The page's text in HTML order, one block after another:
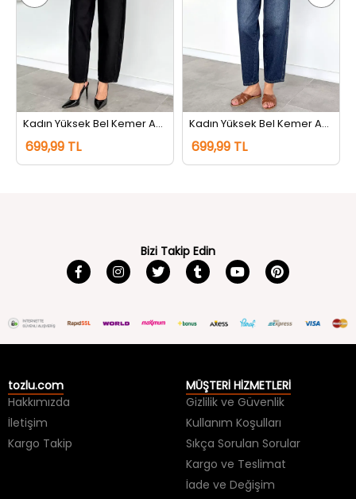
Kadın Yüksek Bel Kemer Aksesuarlı Jean Kot Pantolon Siyah
699,99 TL
Kadın Yüksek Bel Kemer Aksesuarlı Jean Kot Pantolon Lacivert Tint
699,99 TL
Bizi Takip Edin
tozlu.com
Hakkımızda
İletişim
Kargo Takip
MÜŞTERİ HİZMETLERİ
Gizlilik ve Güvenlik
Kullanım Koşulları
Sıkça Sorulan Sorular
Kargo ve Teslimat
İade ve Değişim